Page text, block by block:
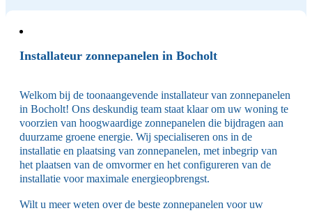
Installateur zonnepanelen in Bocholt
Welkom bij de toonaangevende installateur van zonnepanelen
in Bocholt! Ons deskundig team staat klaar om uw woning te
voorzien van hoogwaardige zonnepanelen die bijdragen aan
duurzame groene energie. Wij specialiseren ons in de
installatie en plaatsing van zonnepanelen, met inbegrip van
het plaatsen van de omvormer en het configureren van de
installatie voor maximale energieopbrengst.
Wilt u meer weten over de beste zonnepanelen voor uw